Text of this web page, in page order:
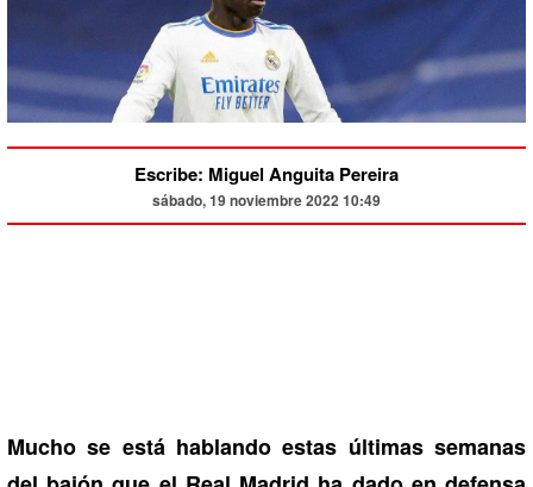
Escribe: Miguel Anguita Pereira
sábado, 19 noviembre 2022 10:49
Mucho se está hablando estas últimas semanas